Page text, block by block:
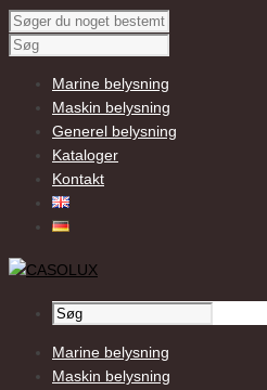
Marine belysning
Maskin belysning
Generel belysning
Kataloger
Kontakt
Marine belysning
Maskin belysning